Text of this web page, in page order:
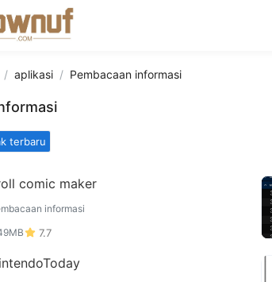
aplikasi Pembacaan informasi
terbaru
comic maker
informasi
7.7